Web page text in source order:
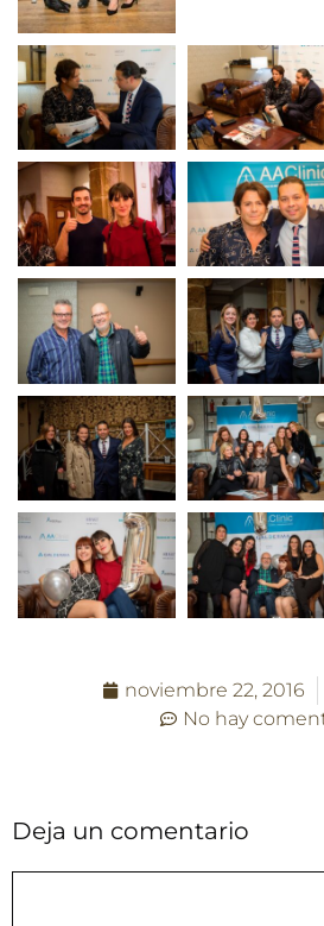
noviembre 22, 2016
No hay
Deja un comentario